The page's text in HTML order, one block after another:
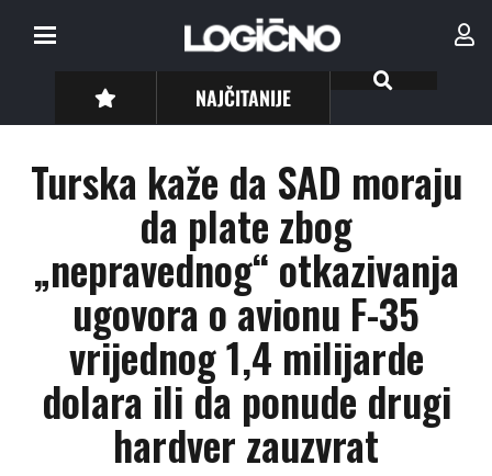
NAJČITANIJE
Turska kaže da SAD moraju
da plate zbog
„nepravednog“ otkazivanja
ugovora o avionu F-35
vrijednog 1,4 milijarde
dolara ili da ponude drugi
hardver zauzvrat